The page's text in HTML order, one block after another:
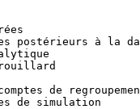
postérieurs à la
de
de simulation